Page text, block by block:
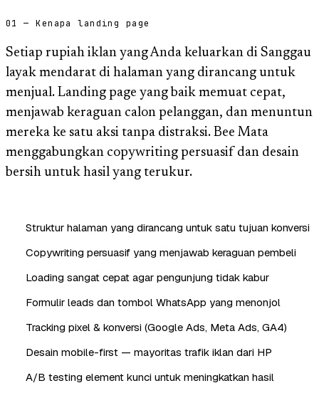
01 — Kenapa landing page
Setiap rupiah iklan yang Anda keluarkan di Sanggau
layak mendarat di halaman yang dirancang untuk
menjual. Landing page yang baik memuat cepat,
menjawab keraguan calon pelanggan, dan menuntun
mereka ke satu aksi tanpa distraksi. Bee Mata
menggabungkan copywriting persuasif dan desain
bersih untuk hasil yang terukur.
Struktur halaman yang dirancang untuk satu tujuan konversi
Copywriting persuasif yang menjawab keraguan pembeli
Loading sangat cepat agar pengunjung tidak kabur
Formulir leads dan tombol WhatsApp yang menonjol
Tracking pixel & konversi (Google Ads, Meta Ads, GA4)
Desain mobile-first — mayoritas trafik iklan dari HP
A/B testing element kunci untuk meningkatkan hasil